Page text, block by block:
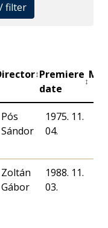
filter
↕Premiere
date
↕
Pós
Sándor
1975. 11.
04.
Zoltán
Gábor
1988. 11.
03.